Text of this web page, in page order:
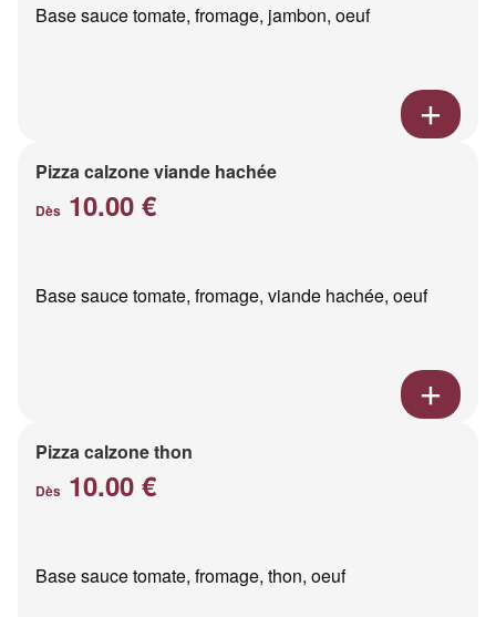
Base sauce tomate, fromage, jambon, oeuf
Pizza calzone viande hachée
Dès 10.00 €
Base sauce tomate, fromage, viande hachée, oeuf
Pizza calzone thon
Dès 10.00 €
Base sauce tomate, fromage, thon, oeuf